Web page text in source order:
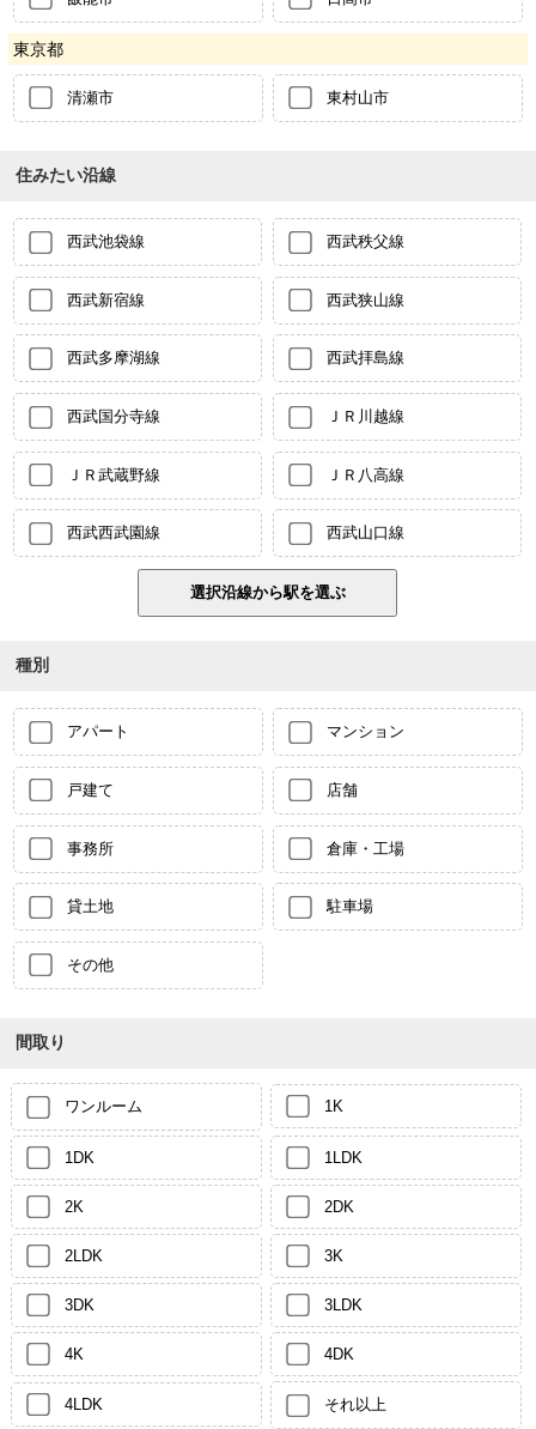
東京都
清瀬市 東村山市
住みたい沿線
西武池袋線 西武秩父線
西武新宿線 西武狭山線
西武多摩湖線 西武拝島線
西武国分寺線 ＪＲ川越線
ＪＲ武蔵野線 ＪＲ八高線
西武西武園線 西武山口線
種別
アパート マンション
戸建て 店舗
事務所 倉庫・工場
貸土地 駐車場
その他
間取り
ワンルーム 1K
1DK 1LDK
2K 2DK
2LDK 3K
3DK 3LDK
4K 4DK
4LDK それ以上